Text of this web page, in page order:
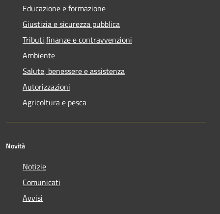
Educazione e formazione
Giustizia e sicurezza pubblica
Tributi,finanze e contravvenzioni
Ambiente
Salute, benessere e assistenza
Autorizzazioni
Agricoltura e pesca
Novità
Notizie
Comunicati
Avvisi